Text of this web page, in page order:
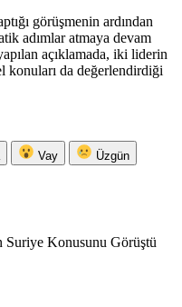
görüşmenin ardından
adımlar atmaya devam
açıklamada, iki liderin
da değerlendirdiği
Vay Üzgün
Suriye Konusunu Görüştü